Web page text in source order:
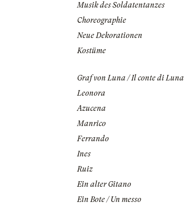
Musik des Soldatentanzes
Choreographie
Neue Dekorationen
Kostüme
Graf von Luna / Il conte di Luna
Leonora
Azucena
Manrico
Ferrando
Ines
Ruiz
Ein alter Gitano
Ein Bote / Un messo